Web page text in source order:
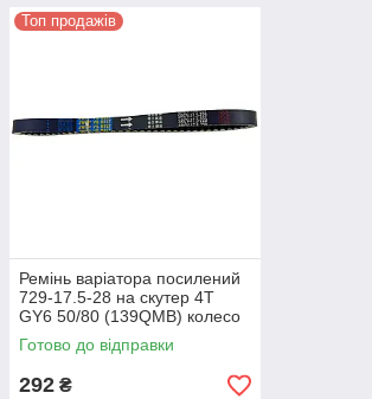
Топ продажів
Ремінь варіатора посилений
729-17.5-28 на скутер 4T
GY6 50/80 (139QMB) колесо
12" JWBP (COD: 3191-131)
Готово до відправки
292 ₴